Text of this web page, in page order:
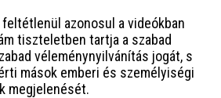
azonosul a videókban
tiszteletben tartja a szabad
véleménynyilvánítás jogát, s
mások emberi és személyiségi
megjelenését.